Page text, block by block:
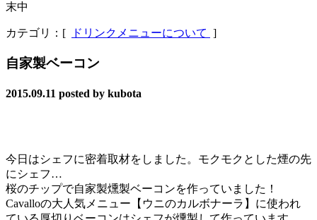
末中
カテゴリ：[ ドリンクメニューについて ]
自家製ベーコン
2015.09.11 posted by kubota
今日はシェフに密着取材をしました。モクモクとした煙の先
にシェフ…
桜のチップで自家製燻製ベーコンを作っていました！
Cavalloの大人気メニュー【ウニのカルボナーラ】に使われ